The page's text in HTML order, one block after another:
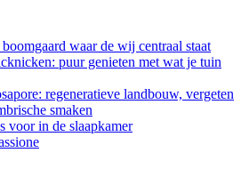
waar de wij centraal staat
puur genieten met wat je tuin
regeneratieve landbouw, vergeten
smaken
voor in de slaapkamer